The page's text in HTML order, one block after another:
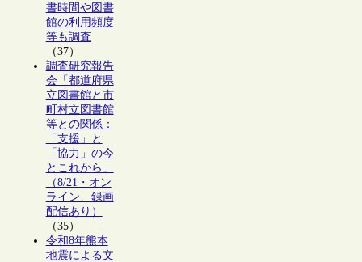
書時間や図書
館の利用頻度
等も調査
（37）
調査研究報告
会「都道府県
立図書館と市
町村立図書館
等との関係：
「支援」と
「協力」の今
とこれから」
（8/21・オン
ライン、録画
配信あり）
（35）
令和8年熊本
地震による文